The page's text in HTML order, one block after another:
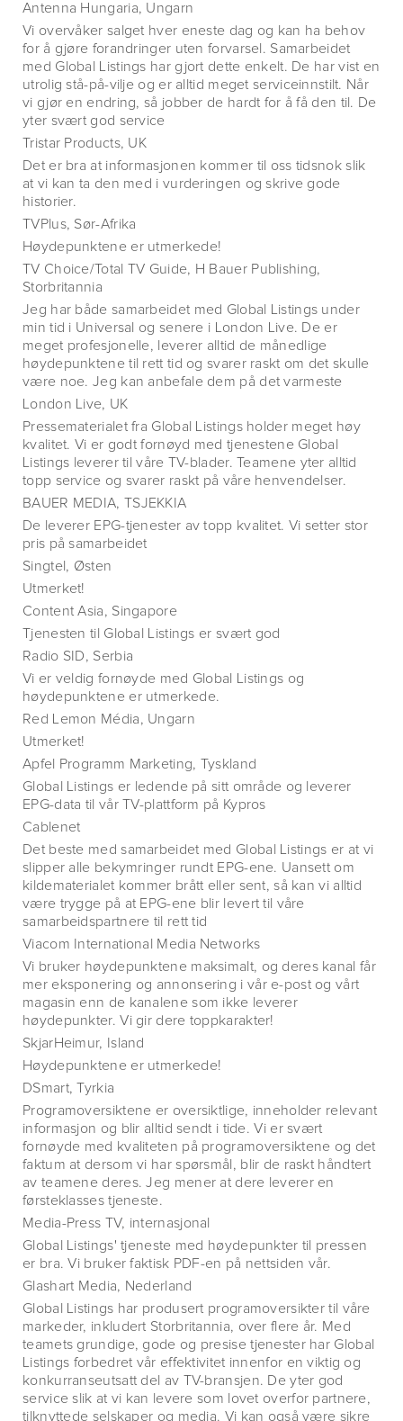
Antenna Hungaria, Ungarn
Vi overvåker salget hver eneste dag og kan ha behov
for å gjøre forandringer uten forvarsel. Samarbeidet
med Global Listings har gjort dette enkelt. De har vist en
utrolig stå-på-vilje og er alltid meget serviceinnstilt. Når
vi gjør en endring, så jobber de hardt for å få den til. De
yter svært god service
Tristar Products, UK
Det er bra at informasjonen kommer til oss tidsnok slik
at vi kan ta den med i vurderingen og skrive gode
historier.
TVPlus, Sør-Afrika
Høydepunktene er utmerkede!
TV Choice/Total TV Guide, H Bauer Publishing,
Storbritannia
Jeg har både samarbeidet med Global Listings under
min tid i Universal og senere i London Live. De er
meget profesjonelle, leverer alltid de månedlige
høydepunktene til rett tid og svarer raskt om det skulle
være noe. Jeg kan anbefale dem på det varmeste
London Live, UK
Pressematerialet fra Global Listings holder meget høy
kvalitet. Vi er godt fornøyd med tjenestene Global
Listings leverer til våre TV-blader. Teamene yter alltid
topp service og svarer raskt på våre henvendelser.
BAUER MEDIA, TSJEKKIA
De leverer EPG-tjenester av topp kvalitet. Vi setter stor
pris på samarbeidet
Singtel, Østen
Utmerket!
Content Asia, Singapore
Tjenesten til Global Listings er svært god
Radio SID, Serbia
Vi er veldig fornøyde med Global Listings og
høydepunktene er utmerkede.
Red Lemon Média, Ungarn
Utmerket!
Apfel Programm Marketing, Tyskland
Global Listings er ledende på sitt område og leverer
EPG-data til vår TV-plattform på Kypros
Cablenet
Det beste med samarbeidet med Global Listings er at vi
slipper alle bekymringer rundt EPG-ene. Uansett om
kildematerialet kommer brått eller sent, så kan vi alltid
være trygge på at EPG-ene blir levert til våre
samarbeidspartnere til rett tid
Viacom International Media Networks
Vi bruker høydepunktene maksimalt, og deres kanal får
mer eksponering og annonsering i vår e-post og vårt
magasin enn de kanalene som ikke leverer
høydepunkter. Vi gir dere toppkarakter!
SkjarHeimur, Island
Høydepunktene er utmerkede!
DSmart, Tyrkia
Programoversiktene er oversiktlige, inneholder relevant
informasjon og blir alltid sendt i tide. Vi er svært
fornøyde med kvaliteten på programoversiktene og det
faktum at dersom vi har spørsmål, blir de raskt håndtert
av teamene deres. Jeg mener at dere leverer en
førsteklasses tjeneste.
Media-Press TV, internasjonal
Global Listings' tjeneste med høydepunkter til pressen
er bra. Vi bruker faktisk PDF-en på nettsiden vår.
Glashart Media, Nederland
Global Listings har produsert programoversikter til våre
markeder, inkludert Storbritannia, over flere år. Med
teamets grundige, gode og presise tjenester har Global
Listings forbedret vår effektivitet innenfor en viktig og
konkurranseutsatt del av TV-bransjen. De yter god
service slik at vi kan levere som lovet overfor partnere,
tilknyttede selskaper og media. Vi kan også være sikre